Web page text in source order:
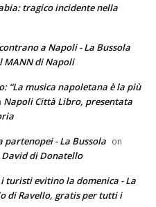
tragico incidente nella
a Napoli - La Bussola
MANN di Napoli
“La musica napoletana è la più
Napoli Città Libro, presentata
partenopei - La Bussola on
David di Donatello
turisti evitino la domenica - La
di Ravello, gratis per tutti i